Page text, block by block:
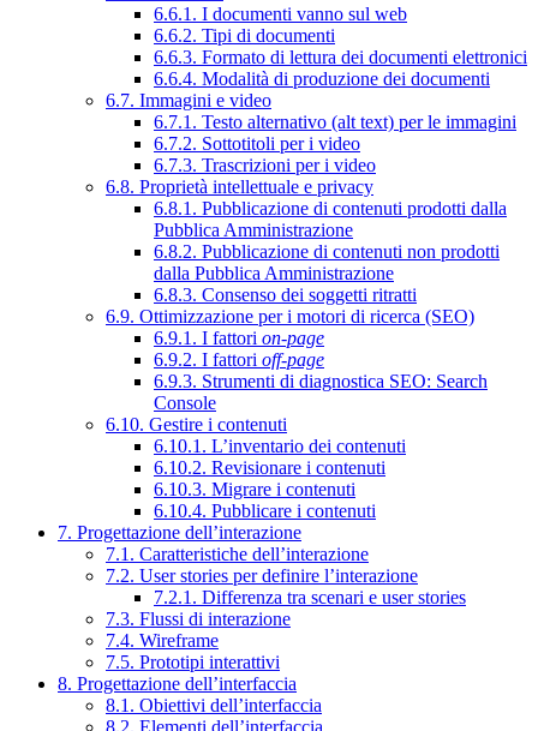
6.6.1. I documenti vanno sul web
6.6.2. Tipi di documenti
6.6.3. Formato di lettura dei documenti elettronici
6.6.4. Modalità di produzione dei documenti
6.7. Immagini e video
6.7.1. Testo alternativo (alt text) per le immagini
6.7.2. Sottotitoli per i video
6.7.3. Trascrizioni per i video
6.8. Proprietà intellettuale e privacy
6.8.1. Pubblicazione di contenuti prodotti dalla
Pubblica Amministrazione
6.8.2. Pubblicazione di contenuti non prodotti
dalla Pubblica Amministrazione
6.8.3. Consenso dei soggetti ritratti
6.9. Ottimizzazione per i motori di ricerca (SEO)
6.9.1. I fattori on-page
6.9.2. I fattori off-page
6.9.3. Strumenti di diagnostica SEO: Search
Console
6.10. Gestire i contenuti
6.10.1. L’inventario dei contenuti
6.10.2. Revisionare i contenuti
6.10.3. Migrare i contenuti
6.10.4. Pubblicare i contenuti
7. Progettazione dell’interazione
7.1. Caratteristiche dell’interazione
7.2. User stories per definire l’interazione
7.2.1. Differenza tra scenari e user stories
7.3. Flussi di interazione
7.4. Wireframe
7.5. Prototipi interattivi
8. Progettazione dell’interfaccia
8.1. Obiettivi dell’interfaccia
8.2. Elementi dell’interfaccia